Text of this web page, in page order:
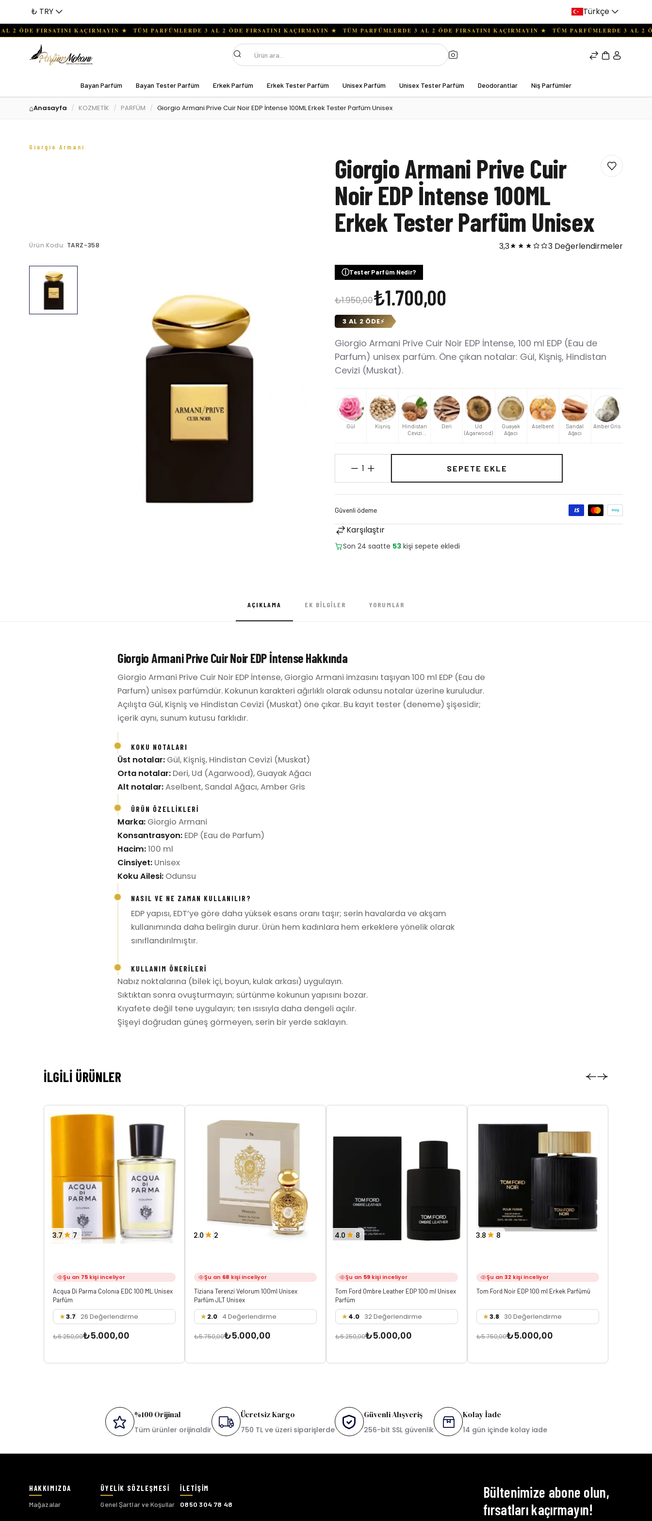
₺ TRY Türkçe
Bayan Parfüm Bayan Tester Parfüm Erkek Parfüm Erkek Tester Parfüm Unisex Parfüm Unisex Tester Parfüm Deodorantlar Niş Parfümler
Ara
Anasayfa KOZMETİK PARFÜM Giorgio Armani Prive Cuir Noir EDP İntense 100ML Erkek Tester Parfüm Unisex
Giorgio Armani
Giorgio Armani Prive Cuir
Noir EDP İntense 100ML
Erkek Tester Parfüm Unisex
Ürün Kodu: TARZ-358 3,3 3 Değerlendirmeler
Son 24 saatte 26 adet satıldı
ⓘTester Parfüm Nedir?
₺1.950,00₺1.700,00
3 AL 2 ÖDE⚡
Giorgio Armani Prive Cuir Noir EDP İntense, 100 ml EDP (Eau de
Parfum) unisex parfüm. Öne çıkan notalar: Gül, Kişniş, Hindistan
Cevizi (Muskat).
Gül Kişniş
Hindistan
Cevizi
Deri
Ud
(Agarwood)
Guayak
Ağacı
Aselbent
Sandal
Ağacı
Amber Gris
1 SEPETE EKLE
Karşılaştır
AÇIKLAMA EK BILGILER YORUMLAR
Giorgio Armani Prive Cuir Noir EDP İntense Hakkında
Giorgio Armani Prive Cuir Noir EDP İntense, Giorgio Armani imzasını taşıyan 100 ml EDP (Eau de
Parfum) unisex parfümdür. Kokunun karakteri ağırlıklı olarak odunsu notalar üzerine kuruludur.
Açılışta Gül, Kişniş ve Hindistan Cevizi (Muskat) öne çıkar. Bu kayıt tester (deneme) şişesidir;
içerik aynı, sunum kutusu farklıdır.
KOKU NOTALARI
Üst notalar: Gül, Kişniş, Hindistan Cevizi (Muskat)
Orta notalar: Deri, Ud (Agarwood), Guayak Ağacı
Alt notalar:Aselbent, Sandal Ağacı, Amber Gris
ÜRÜN ÖZELLIKLERI
Marka: Giorgio Armani
Konsantrasyon: EDP (Eau de Parfum)
Hacim:100 ml
Cinsiyet: Unisex
Koku Ailesi: Odunsu
NASIL VE NE ZAMAN KULLANILIR?
EDP yapısı, EDT’ye göre daha yüksek esans oranı taşır; serin havalarda ve akşam
kullanımında daha belirgin durur. Ürün hem kadınlara hem erkeklere yönelik olarak
sınıflandırılmıştır.
KULLANIM ÖNERILERI
Nabız noktalarına (bilek içi, boyun, kulak arkası) uygulayın.
Sıktıktan sonra ovuşturmayın; sürtünme kokunun yapısını bozar.
Kıyafete değil tene uygulayın; ten ısısıyla daha dengeli açılır.
Şişeyi doğrudan güneş görmeyen, serin bir yerde saklayın.
İLGILI ÜRÜNLER
3.7 7
Şu an 75 kişi inceliyor
Acqua Di Parma Colonıa EDC 100 ML Unisex
Parfüm
3.7 26 Değerlendirme
₺6.250,00₺5.000,00
2.0 2
Şu an 68 kişi inceliyor
Tiziana Terenzi Velorum 100ml Unisex
Parfüm JLT Unisex
2.0 4 Değerlendirme
₺5.750,00₺5.000,00
4.0 8
Şu an 59 kişi inceliyor
Tom Ford Ombre Leather EDP 100 ml Unisex
Parfüm
4.0 32 Değerlendirme
₺6.250,00₺5.000,00
3.8 8
Şu an 32 kişi inceliyor
Tom Ford Noir EDP 100 ml Erkek Parfümü
3.8 30 Değerlendirme
₺5.750,00₺5.000,00
%100 Orijinal
Tüm ürünler orijinaldir
Ücretsiz Kargo
750 TL ve üzeri siparişlerde
Güvenli Alışveriş
256-bit SSL güvenlik
Kolay İade
14 gün içinde kolay iade
Mağazalar Genel Şartlar ve Koşullar 0850 304 78 48
Bültenimize abone olun,
fırsatları kaçırmayın!